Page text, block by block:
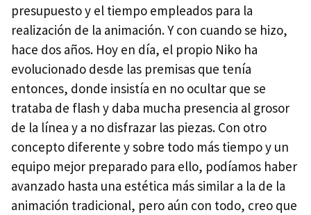
presupuesto y el tiempo empleados para la
realización de la animación. Y con cuando se hizo,
hace dos años. Hoy en día, el propio Niko ha
evolucionado desde las premisas que tenía
entonces, donde insistía en no ocultar que se
trataba de flash y daba mucha presencia al grosor
de la línea y a no disfrazar las piezas. Con otro
concepto diferente y sobre todo más tiempo y un
equipo mejor preparado para ello, podíamos haber
avanzado hasta una estética más similar a la de la
animación tradicional, pero aún con todo, creo que